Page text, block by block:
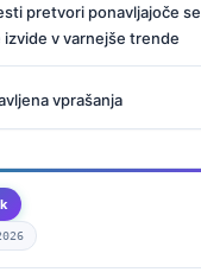
pretvori ponavljajoče se
v varnejše trende
vprašanja